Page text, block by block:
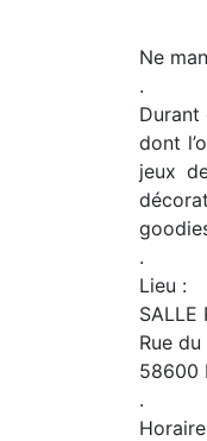
Ne
.
dont
jeux
.
Lieu :
SALLE
Rue
58600
.